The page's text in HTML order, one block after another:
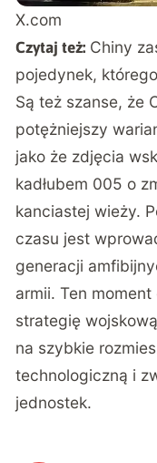
X.com
Czytaj też: Chiny
pojedynek,
Są też szanse, że
potężniejszy
jako że zdjęcia
kadłubem 005 o
kanciastej wieży.
czasu jest
generacji
armii. Ten
strategię
na szybkie
technologiczną i
jednostek.